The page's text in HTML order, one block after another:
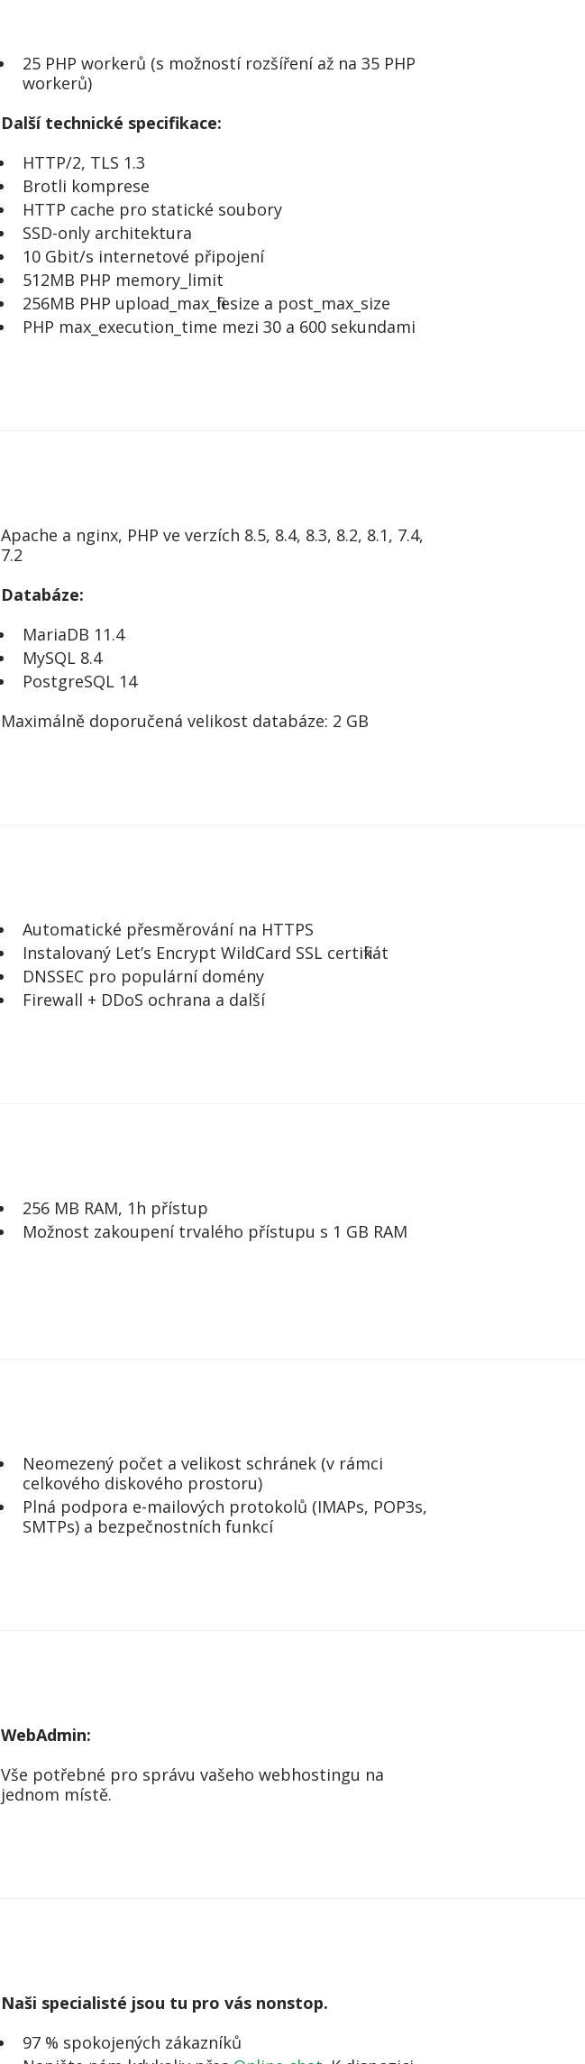
25 PHP workerů (s možností rozšíření až na 35 PHP
workerů)
Další technické specifikace:
HTTP/2, TLS 1.3
Brotli komprese
HTTP cache pro statické soubory
SSD-only architektura
10 Gbit/s internetové připojení
512MB PHP memory_limit
256MB PHP upload_max_filesize a post_max_size
PHP max_execution_time mezi 30 a 600 sekundami
Apache a nginx, PHP ve verzích 8.5, 8.4, 8.3, 8.2, 8.1, 7.4,
7.2
Databáze:
MariaDB 11.4
MySQL 8.4
PostgreSQL 14
Maximálně doporučená velikost databáze: 2 GB
Automatické přesměrování na HTTPS
Instalovaný Let’s Encrypt WildCard SSL certifikát
DNSSEC pro populární domény
Firewall + DDoS ochrana a další
256 MB RAM, 1h přístup
Možnost zakoupení trvalého přístupu s 1 GB RAM
Neomezený počet a velikost schránek (v rámci
celkového diskového prostoru)
Plná podpora e-mailových protokolů (IMAPs, POP3s,
SMTPs) a bezpečnostních funkcí
WebAdmin:
Vše potřebné pro správu vašeho webhostingu na
jednom místě.
Naši specialisté jsou tu pro vás nonstop.
97 % spokojených zákazníků